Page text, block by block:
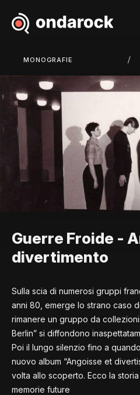
MONOGRAFIE /
Guerre Froide -
divertimento
Sulla scia di numerosi gruppi
anni 80, emerge lo strano caso
rimanere un gruppo da
Berlin” si diffondono
Poi il lungo silenzio fino a
nuovo album “Angoisse et
volta allo scoperto. Ecco la
memorie future